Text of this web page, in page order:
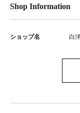
Shop Information
ショップ名 白